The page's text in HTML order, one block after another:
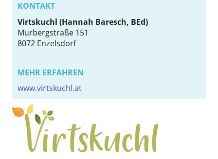
KONTAKT
Virtskuchl (Hannah Baresch, BEd)
Murbergstraße 151
8072 Enzelsdorf
MEHR ERFAHREN
www.virtskuchl.at